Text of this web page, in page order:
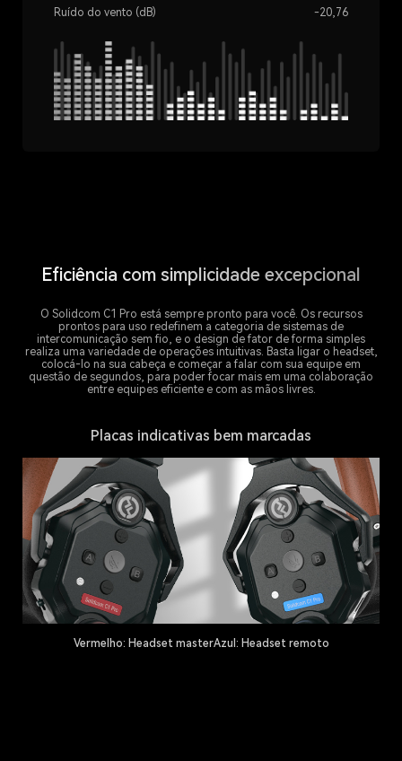
Ruído do vento (dB) -20,76
Eficiência com simplicidade excepcional
O Solidcom C1 Pro está sempre pronto para você. Os recursos
prontos para uso redefinem a categoria de sistemas de
intercomunicação sem fio, e o design de fator de forma simples
realiza uma variedade de operações intuitivas. Basta ligar o headset,
colocá-lo na sua cabeça e começar a falar com sua equipe em
questão de segundos, para poder focar mais em uma colaboração
entre equipes eficiente e com as mãos livres.
Placas indicativas bem marcadas
Vermelho: Headset masterAzul: Headset remoto